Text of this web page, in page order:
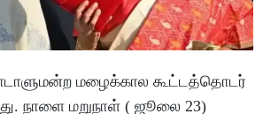
மழைக்கால கூட்டத்தொடர்
நாளை மறுநாள் ( ஜூலை 23)